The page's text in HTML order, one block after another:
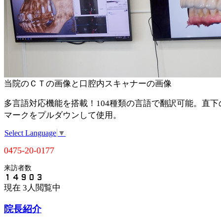
当院のＣＴの画像と口腔内スキャナーの画像
多言語対応機能を搭載！104種類の言語で翻訳可能。直下
マークをプルダウンして使用。
Select Language ▼
0475-20-0177
来訪者数
現在 3人閲覧中
院長紹介